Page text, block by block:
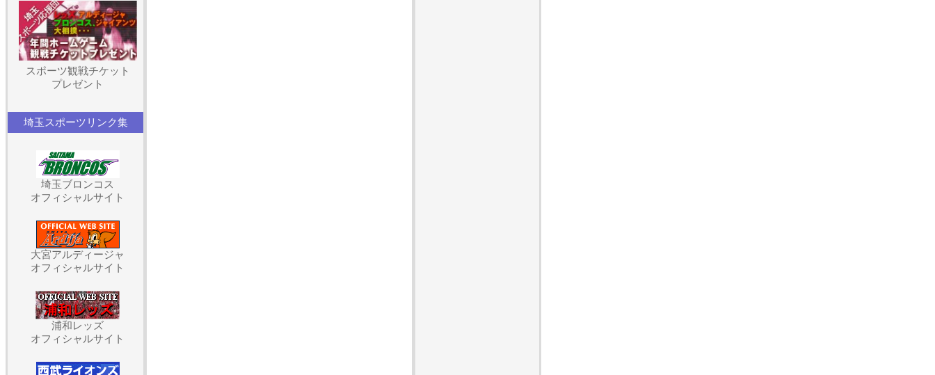
スポーツ観戦チケット
プレゼント
埼玉スポーツリンク集
埼玉ブロンコス
オフィシャルサイト
大宮アルディージャ
オフィシャルサイト
浦和レッズ
オフィシャルサイト